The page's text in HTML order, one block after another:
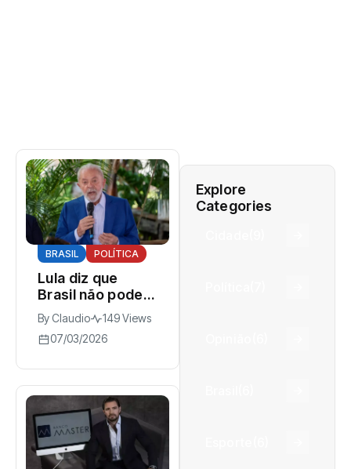
BRASIL POLÍTICA
Lula diz que
Brasil não pode
aceitar violência
contra mulheres
e cobra reação
ByClaudio
149 Views
07/03/2026
Explore
Categories